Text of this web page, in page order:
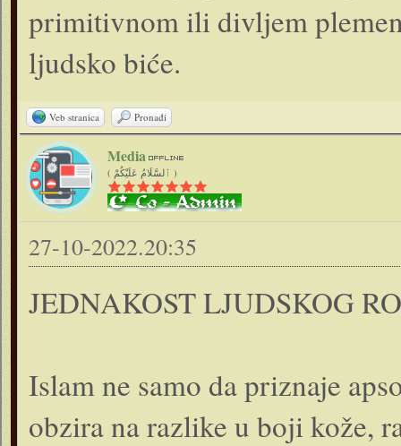
primitivnom ili divljem
ljudsko biće.
Veb stranica Pronađi
Media
( ٱلسَّلَامُ عَلَيْكُمْ )
27-10-2022.20:35
JEDNAKOST LJUDSKOG
Islam ne samo da priznaje
obzira na razlike u boji kože,